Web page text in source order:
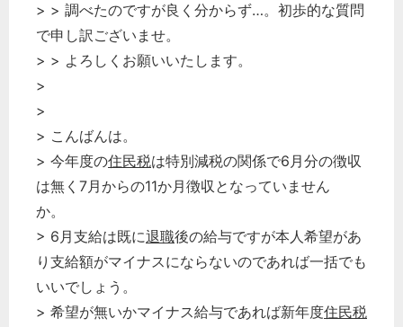
> > 調べたのですが良く分からず…。初歩的な質問
で申し訳ございませ。
> > よろしくお願いいたします。
>
>
> こんばんは。
> 今年度の住民税は特別減税の関係で6月分の徴収
は無く7月からの11か月徴収となっていません
か。
> 6月支給は既に退職後の給与ですが本人希望があ
り支給額がマイナスにならないのであれば一括でも
いいでしょう。
> 希望が無いかマイナス給与であれば新年度住民税